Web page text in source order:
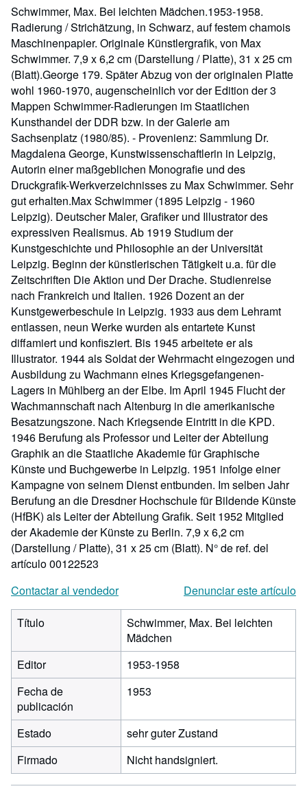
estrellas
Schwimmer, Max. Bei leichten Mädchen.1953-1958.
Radierung / Strichätzung, in Schwarz, auf festem chamois
Maschinenpapier. Originale Künstlergrafik, von Max
Schwimmer. 7,9 x 6,2 cm (Darstellung / Platte), 31 x 25 cm
(Blatt).George 179. Später Abzug von der originalen Platte
wohl 1960-1970, augenscheinlich vor der Edition der 3
Mappen Schwimmer-Radierungen im Staatlichen
Kunsthandel der DDR bzw. in der Galerie am
Sachsenplatz (1980/85). - Provenienz: Sammlung Dr.
Magdalena George, Kunstwissenschaftlerin in Leipzig,
Autorin einer maßgeblichen Monografie und des
Druckgrafik-Werkverzeichnisses zu Max Schwimmer. Sehr
gut erhalten.Max Schwimmer (1895 Leipzig - 1960
Leipzig). Deutscher Maler, Grafiker und Illustrator des
expressiven Realismus. Ab 1919 Studium der
Kunstgeschichte und Philosophie an der Universität
Leipzig. Beginn der künstlerischen Tätigkeit u.a. für die
Zeitschriften Die Aktion und Der Drache. Studienreise
nach Frankreich und Italien. 1926 Dozent an der
Kunstgewerbeschule in Leipzig. 1933 aus dem Lehramt
entlassen, neun Werke wurden als entartete Kunst
diffamiert und konfisziert. Bis 1945 arbeitete er als
Illustrator. 1944 als Soldat der Wehrmacht eingezogen und
Ausbildung zu Wachmann eines Kriegsgefangenen-
Lagers in Mühlberg an der Elbe. Im April 1945 Flucht der
Wachmannschaft nach Altenburg in die amerikanische
Besatzungszone. Nach Kriegsende Eintritt in die KPD.
1946 Berufung als Professor und Leiter der Abteilung
Graphik an die Staatliche Akademie für Graphische
Künste und Buchgewerbe in Leipzig. 1951 infolge einer
Kampagne von seinem Dienst entbunden. Im selben Jahr
Berufung an die Dresdner Hochschule für Bildende Künste
(HfBK) als Leiter der Abteilung Grafik. Seit 1952 Mitglied
der Akademie der Künste zu Berlin. 7,9 x 6,2 cm
(Darstellung / Platte), 31 x 25 cm (Blatt). N° de ref. del
artículo 00122523
Contactar al vendedor
Denunciar este artículo
Título
Schwimmer, Max. Bei leichten
Mädchen
Editor
1953-1958
Fecha de
publicación
1953
Estado
sehr guter Zustand
Firmado
Nicht handsigniert.